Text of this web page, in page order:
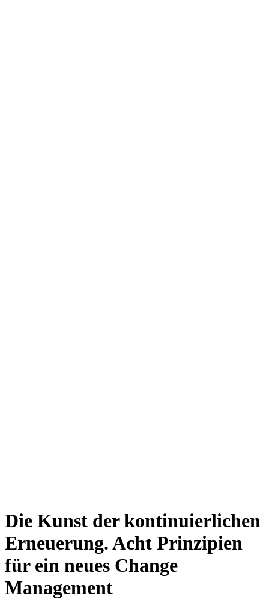
Die Kunst der kontinuierlichen
Erneuerung. Acht Prinzipien
für ein neues Change
Management